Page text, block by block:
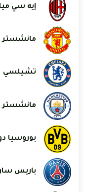
إيه سي
مانشستر
تشيلسي
مانشستر
بوروسيا
باريس